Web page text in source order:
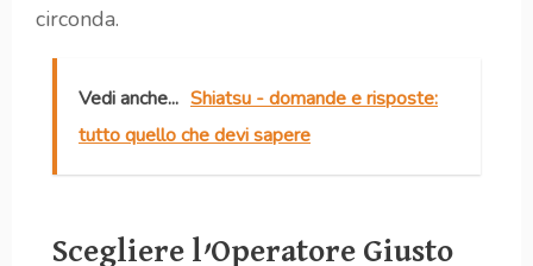
circonda.
Vedi anche... Shiatsu - domande e risposte:
tutto quello che devi sapere
Scegliere l’Operatore Giusto